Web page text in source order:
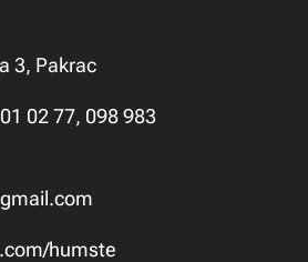
3, Pakrac
02 77, 098 983
humste